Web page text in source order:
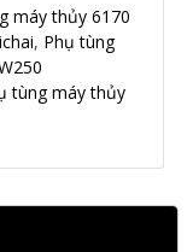
máy thủy 6170
, Phụ tùng
tùng máy thủy